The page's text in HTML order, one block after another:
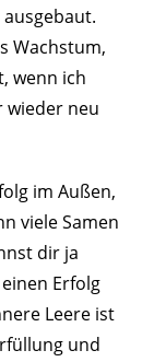
Wachstum,
wenn ich
wieder neu
im Außen,
viele Samen
dir ja
Erfolg
Leere ist
und